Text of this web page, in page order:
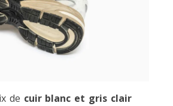
de cuir blanc et gris clair